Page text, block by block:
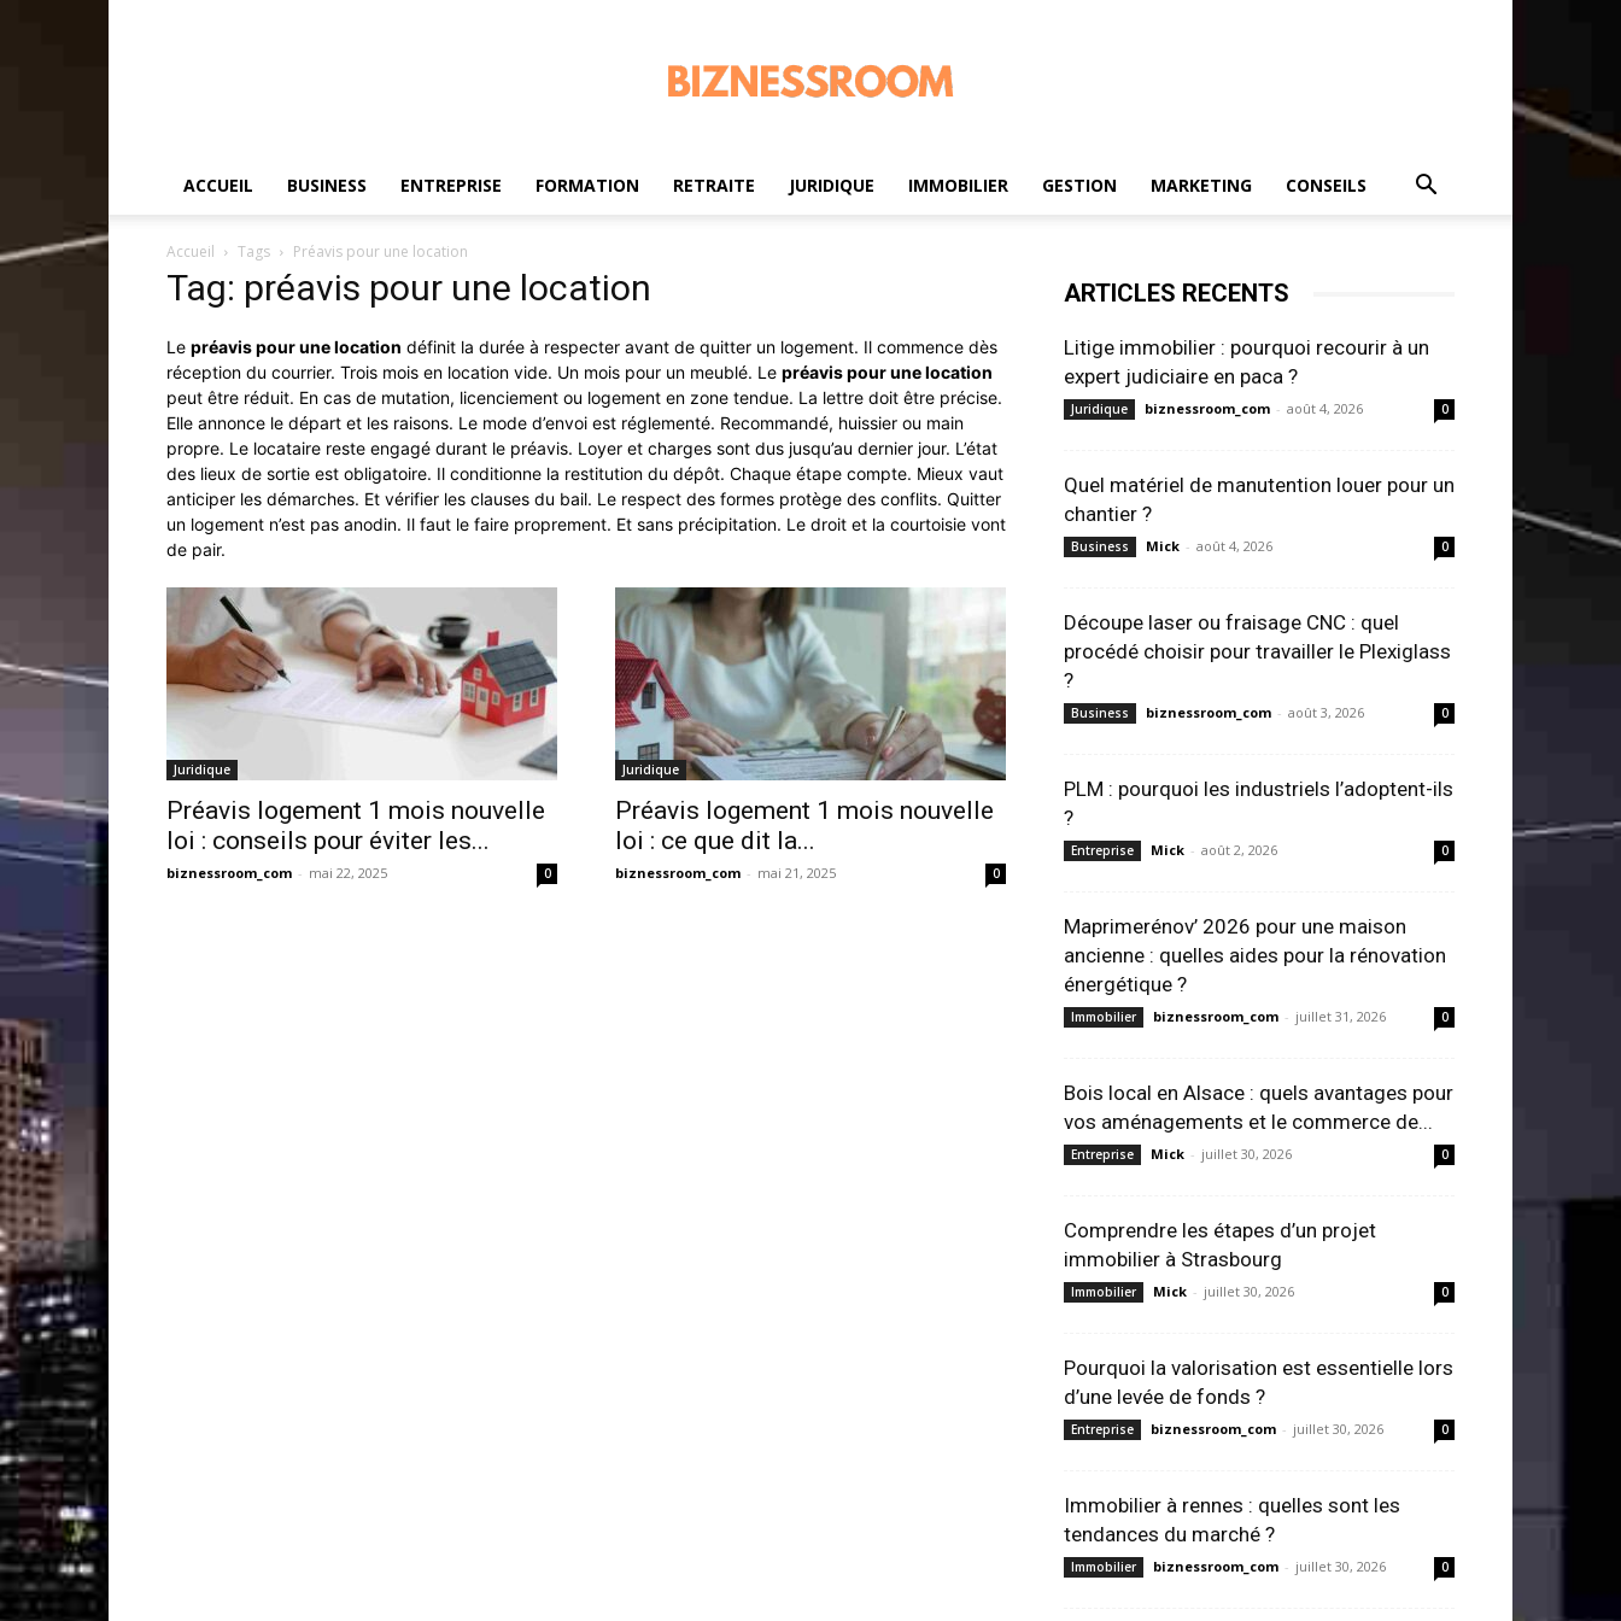
ACCUEIL BUSINESS ENTREPRISE FORMATION RETRAITE JURIDIQUE IMMOBILIER GESTION MARKETING CONSEILS
Accueil Tags Préavis pour une location
Tag: préavis pour une location
Le préavis pour une location définit la durée à respecter avant de quitter un logement. Il commence dès
réception du courrier. Trois mois en location vide. Un mois pour un meublé. Le préavis pour une location
peut être réduit. En cas de mutation, licenciement ou logement en zone tendue. La lettre doit être précise.
Elle annonce le départ et les raisons. Le mode d’envoi est réglementé. Recommandé, huissier ou main
propre. Le locataire reste engagé durant le préavis. Loyer et charges sont dus jusqu’au dernier jour. L’état
des lieux de sortie est obligatoire. Il conditionne la restitution du dépôt. Chaque étape compte. Mieux vaut
anticiper les démarches. Et vérifier les clauses du bail. Le respect des formes protège des conflits. Quitter
un logement n’est pas anodin. Il faut le faire proprement. Et sans précipitation. Le droit et la courtoisie vont
de pair.
Juridique
Préavis logement 1 mois nouvelle
loi : conseils pour éviter les...
biznessroom_com - mai 22, 2025 0
Juridique
Préavis logement 1 mois nouvelle
loi : ce que dit la...
biznessroom_com - mai 21, 2025 0
ARTICLES RECENTS
Litige immobilier : pourquoi recourir à un
expert judiciaire en paca ?
Juridique biznessroom_com - août 4, 2026 0
Quel matériel de manutention louer pour un
chantier ?
Business Mick - août 4, 2026 0
Découpe laser ou fraisage CNC : quel
procédé choisir pour travailler le Plexiglass
?
Business biznessroom_com - août 3, 2026 0
PLM : pourquoi les industriels l’adoptent-ils
?
Entreprise Mick - août 2, 2026 0
Maprimerénov’ 2026 pour une maison
ancienne : quelles aides pour la rénovation
énergétique ?
Immobilier biznessroom_com - juillet 31, 2026 0
Bois local en Alsace : quels avantages pour
vos aménagements et le commerce de...
Entreprise Mick - juillet 30, 2026 0
Comprendre les étapes d’un projet
immobilier à Strasbourg
Immobilier Mick - juillet 30, 2026 0
Pourquoi la valorisation est essentielle lors
d’une levée de fonds ?
Entreprise biznessroom_com - juillet 30, 2026 0
Immobilier à rennes : quelles sont les
tendances du marché ?
Immobilier biznessroom_com - juillet 30, 2026 0